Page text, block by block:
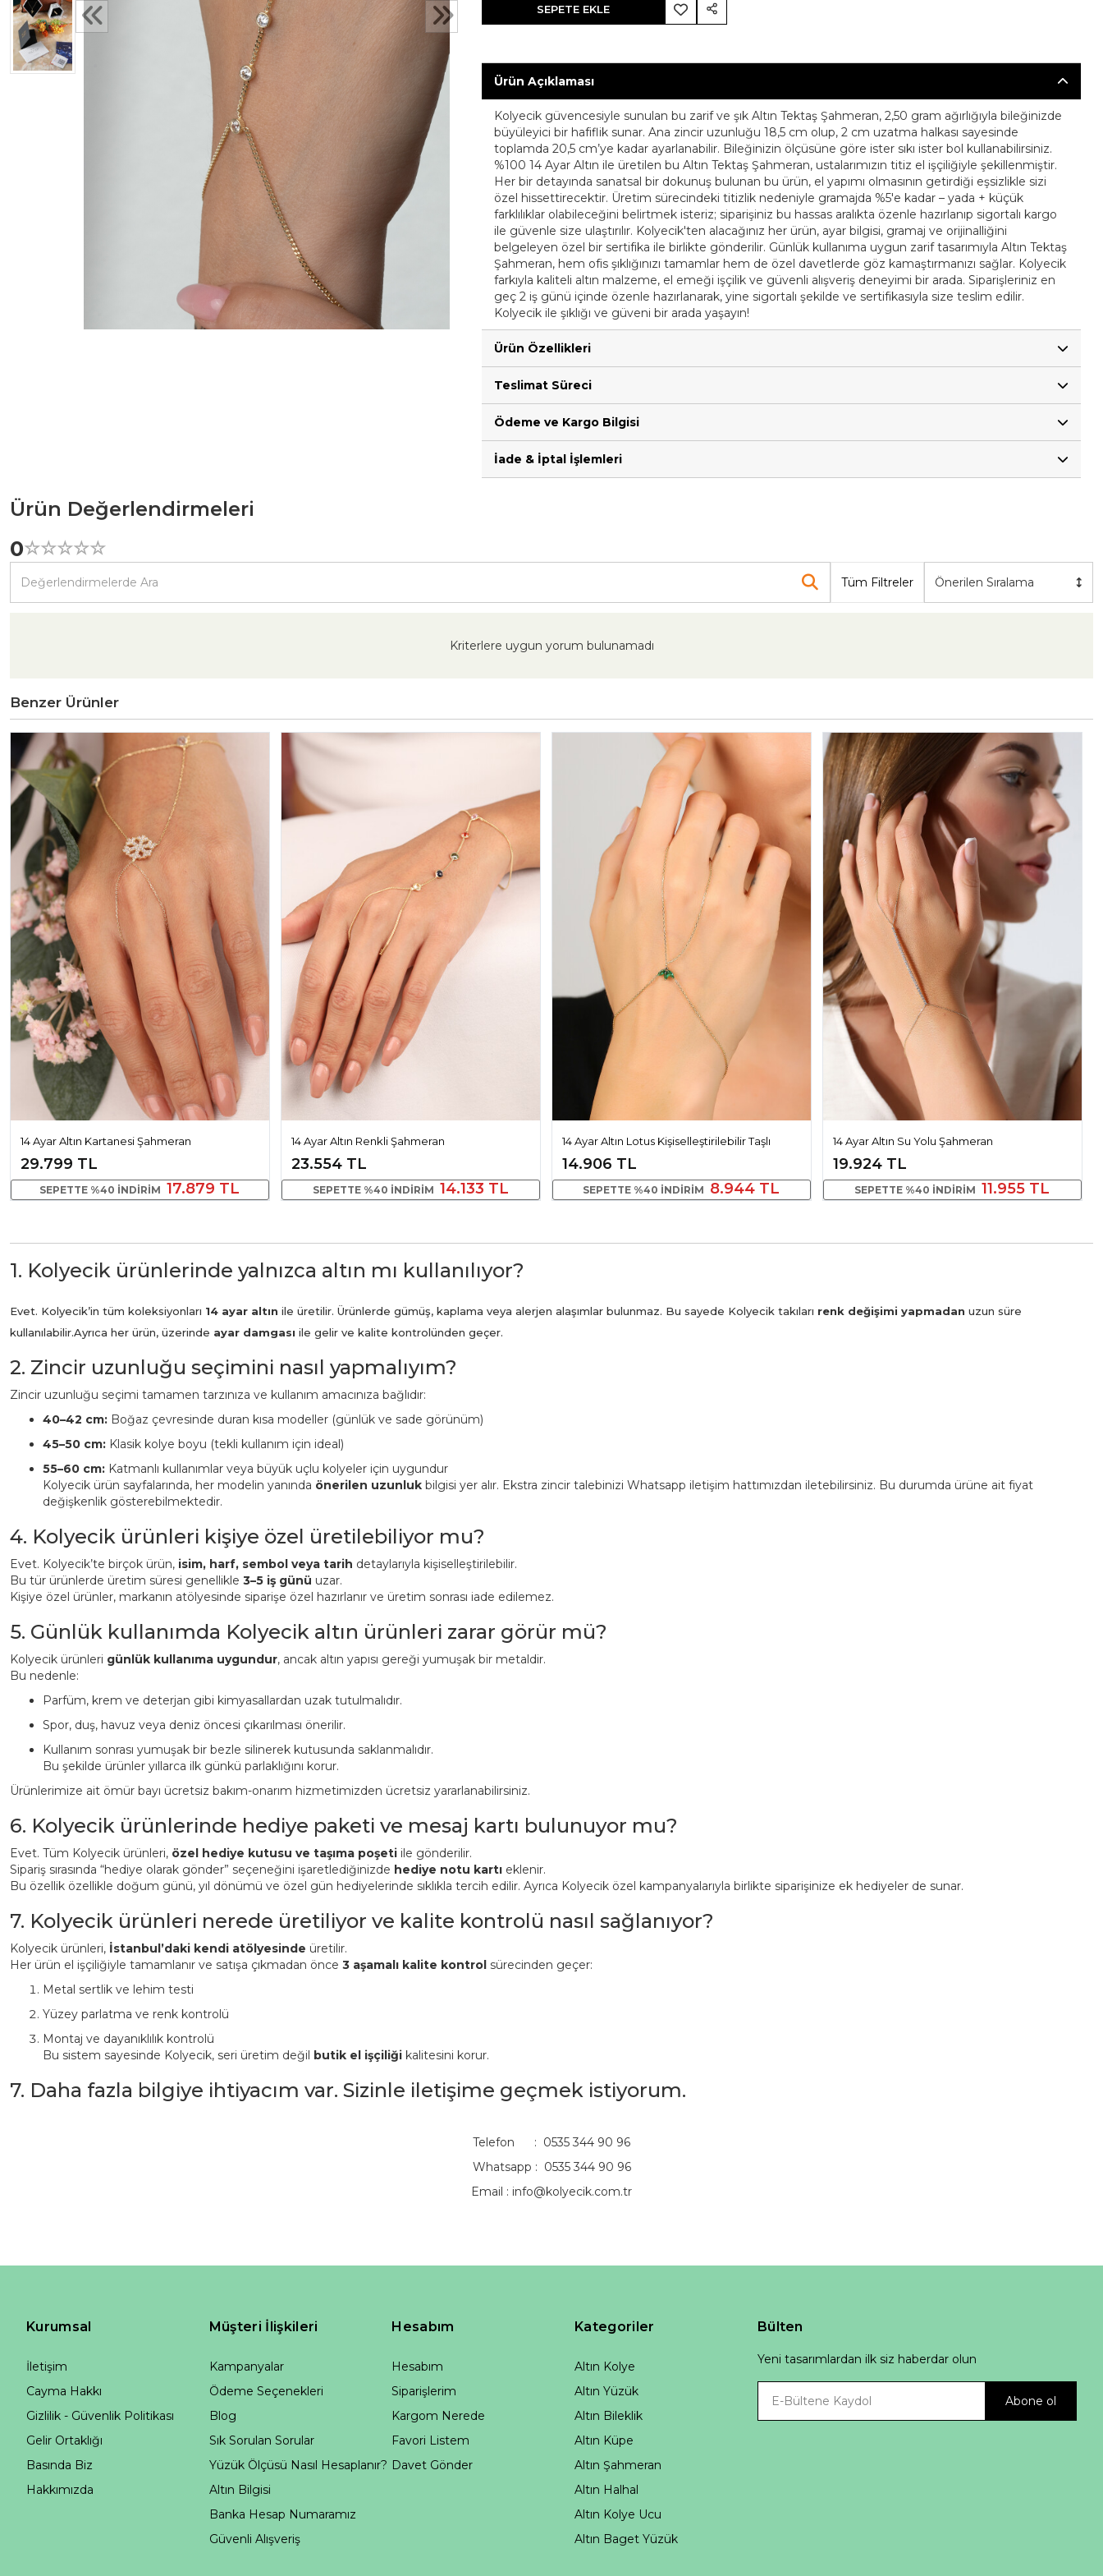
SEPETE EKLE
Ürün Açıklaması
Kolyecik güvencesiyle sunulan bu zarif ve şık Altın Tektaş Şahmeran, 2,50 gram ağırlığıyla bileğinizde
büyüleyici bir hafiflik sunar. Ana zincir uzunluğu 18,5 cm olup, 2 cm uzatma halkası sayesinde
toplamda 20,5 cm’ye kadar ayarlanabilir. Bileğinizin ölçüsüne göre ister sıkı ister bol kullanabilirsiniz.
%100 14 Ayar Altın ile üretilen bu Altın Tektaş Şahmeran, ustalarımızın titiz el işçiliğiyle şekillenmiştir.
Her bir detayında sanatsal bir dokunuş bulunan bu ürün, el yapımı olmasının getirdiği eşsizlikle sizi
özel hissettirecektir. Üretim sürecindeki titizlik nedeniyle gramajda %5'e kadar – yada + küçük
farklılıklar olabileceğini belirtmek isteriz; siparişiniz bu hassas aralıkta özenle hazırlanıp sigortalı kargo
ile güvenle size ulaştırılır. Kolyecik'ten alacağınız her ürün, ayar bilgisi, gramaj ve orijinalliğini
belgeleyen özel bir sertifika ile birlikte gönderilir. Günlük kullanıma uygun zarif tasarımıyla Altın Tektaş
Şahmeran, hem ofis şıklığınızı tamamlar hem de özel davetlerde göz kamaştırmanızı sağlar. Kolyecik
farkıyla kaliteli altın malzeme, el emeği işçilik ve güvenli alışveriş deneyimi bir arada. Siparişleriniz en
geç 2 iş günü içinde özenle hazırlanarak, yine sigortalı şekilde ve sertifikasıyla size teslim edilir.
Kolyecik ile şıklığı ve güveni bir arada yaşayın!
Ürün Özellikleri
Teslimat Süreci
Ödeme ve Kargo Bilgisi
İade & İptal İşlemleri
Ürün Değerlendirmeleri
0☆☆☆☆☆
★★★★★
Tüm Filtreler Önerilen Sıralama
Kriterlere uygun yorum bulunamadı
Benzer Ürünler
14 Ayar Altın Kartanesi Şahmeran
29.799 TL
SEPETTE %40 INDIRIM 17.879 TL
14 Ayar Altın Renkli Şahmeran
23.554 TL
SEPETTE %40 INDIRIM 14.133 TL
14 Ayar Altın Lotus Kişiselleştirilebilir Taşlı
Şahmeran
14.906 TL
SEPETTE %40 INDIRIM 8.944 TL
14 Ayar Altın Su Yolu Şahmeran
19.924 TL
SEPETTE %40 INDIRIM 11.955 TL
1. Kolyecik ürünlerinde yalnızca altın mı kullanılıyor?
Evet. Kolyecik’in tüm koleksiyonları 14 ayar altın ile üretilir. Ürünlerde gümüş, kaplama veya alerjen alaşımlar bulunmaz. Bu sayede Kolyecik takıları renk değişimi yapmadan uzun süre
kullanılabilir.Ayrıca her ürün, üzerinde ayar damgası ile gelir ve kalite kontrolünden geçer.
2. Zincir uzunluğu seçimini nasıl yapmalıyım?
Zincir uzunluğu seçimi tamamen tarzınıza ve kullanım amacınıza bağlıdır:
40–42 cm: Boğaz çevresinde duran kısa modeller (günlük ve sade görünüm)
45–50 cm: Klasik kolye boyu (tekli kullanım için ideal)
55–60 cm: Katmanlı kullanımlar veya büyük uçlu kolyeler için uygundur
Kolyecik ürün sayfalarında, her modelin yanında önerilen uzunluk bilgisi yer alır. Ekstra zincir talebinizi Whatsapp iletişim hattımızdan iletebilirsiniz. Bu durumda ürüne ait fiyat
değişkenlik gösterebilmektedir.
4. Kolyecik ürünleri kişiye özel üretilebiliyor mu?
Evet. Kolyecik’te birçok ürün, isim, harf, sembol veya tarih detaylarıyla kişiselleştirilebilir.
Bu tür ürünlerde üretim süresi genellikle 3–5 iş günü uzar.
Kişiye özel ürünler, markanın atölyesinde siparişe özel hazırlanır ve üretim sonrası iade edilemez.
5. Günlük kullanımda Kolyecik altın ürünleri zarar görür mü?
Kolyecik ürünleri günlük kullanıma uygundur, ancak altın yapısı gereği yumuşak bir metaldir.
Bu nedenle:
Parfüm, krem ve deterjan gibi kimyasallardan uzak tutulmalıdır.
Spor, duş, havuz veya deniz öncesi çıkarılması önerilir.
Kullanım sonrası yumuşak bir bezle silinerek kutusunda saklanmalıdır.
Bu şekilde ürünler yıllarca ilk günkü parlaklığını korur.
Ürünlerimize ait ömür bayı ücretsiz bakım-onarım hizmetimizden ücretsiz yararlanabilirsiniz.
6. Kolyecik ürünlerinde hediye paketi ve mesaj kartı bulunuyor mu?
Evet. Tüm Kolyecik ürünleri, özel hediye kutusu ve taşıma poşeti ile gönderilir.
Sipariş sırasında “hediye olarak gönder” seçeneğini işaretlediğinizde hediye notu kartı eklenir.
Bu özellik özellikle doğum günü, yıl dönümü ve özel gün hediyelerinde sıklıkla tercih edilir. Ayrıca Kolyecik özel kampanyalarıyla birlikte siparişinize ek hediyeler de sunar.
7. Kolyecik ürünleri nerede üretiliyor ve kalite kontrolü nasıl sağlanıyor?
Kolyecik ürünleri, İstanbul’daki kendi atölyesinde üretilir.
Her ürün el işçiliğiyle tamamlanır ve satışa çıkmadan önce 3 aşamalı kalite kontrol sürecinden geçer:
Metal sertlik ve lehim testi
Yüzey parlatma ve renk kontrolü
Montaj ve dayanıklılık kontrolü
Bu sistem sayesinde Kolyecik, seri üretim değil butik el işçiliği kalitesini korur.
7. Daha fazla bilgiye ihtiyacım var. Sizinle iletişime geçmek istiyorum.
Telefon : 0535 344 90 96
Whatsapp : 0535 344 90 96
Email : info@kolyecik.com.tr
Kurumsal
İletişim
Cayma Hakkı
Gizlilik - Güvenlik Politikası
Gelir Ortaklığı
Basında Biz
Hakkımızda
Müşteri İlişkileri
Kampanyalar
Ödeme Seçenekleri
Blog
Sık Sorulan Sorular
Yüzük Ölçüsü Nasıl Hesaplanır?
Altın Bilgisi
Banka Hesap Numaramız
Güvenli Alışveriş
Hesabım
Hesabım
Siparişlerim
Kargom Nerede
Favori Listem
Davet Gönder
Kategoriler
Altın Kolye
Altın Yüzük
Altın Bileklik
Altın Küpe
Altın Şahmeran
Altın Halhal
Altın Kolye Ucu
Altın Baget Yüzük
Bülten
Yeni tasarımlardan ilk siz haberdar olun
Abone ol